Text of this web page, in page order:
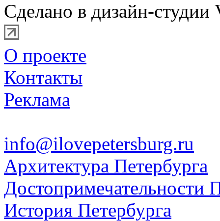
Сделано в дизайн-студии
О проекте
Контакты
Реклама
info@ilovepetersburg.ru
Архитектура Петербурга
Достопримечательности
История Петербурга